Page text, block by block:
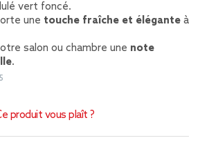
vert foncé.
une touche fraîche et élégante à
salon ou chambre une note
.
produit vous plaît ?